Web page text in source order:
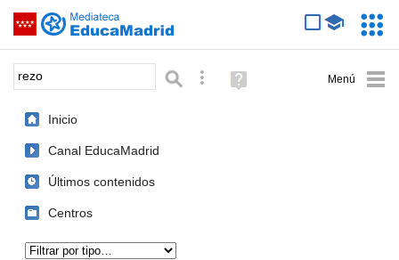
Saltar navegación
Palabra o frase: Búsqueda avanzada
Ayuda
(en
Inicio
Canal EducaMadrid
Últimos contenidos
Centros